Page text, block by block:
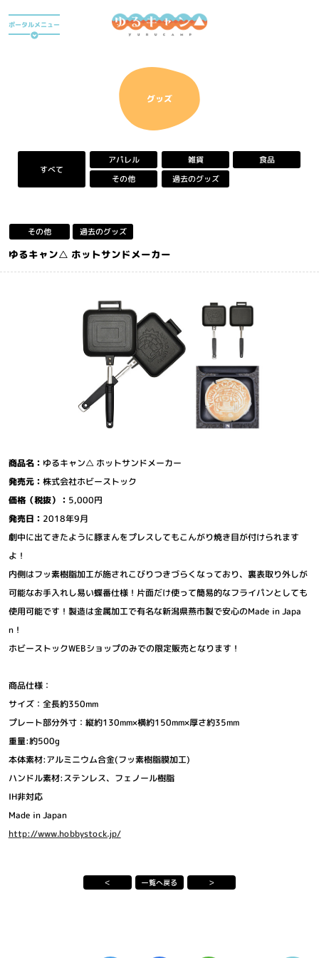
ア
ニ
キ
ポ
ー
タ
イ
ト
ポータルメニュー
グッズ
すべて
アパレル 雑貨 食品
その他 過去のグッズ
その他 過去のグッズ
ゆるキャン△ ホットサンドメーカー
商品名： ゆるキャン△ ホットサンドメーカー
発売元：株式会社ホビーストック
価格（税抜）： 5,000円
発売日： 2018年9月
劇中に出てきたように豚まんをプレスしてもこんがり焼き目が付けられます
よ！
内側はフッ素樹脂加工が施されこびりつきづらくなっており、裏表取り外しが
可能なお手入れし易い蝶番仕様！片面だけ使って簡易的なフライパンとしても
使用可能です！製造は金属加工で有名な新潟県燕市製で安心のMade in Japa
n！
ホビーストックWEBショップのみでの限定販売となります！
商品仕様：
サイズ：全長約350mm
プレート部分外寸：縦約130mm×横約150mm×厚さ約35mm
重量:約500g
本体素材:アルミニウム合金(フッ素樹脂膜加工)
ハンドル素材:ステンレス、フェノール樹脂
IH非対応
Made in Japan
http://www.hobbystock.jp/
＜ 一覧へ戻る ＞